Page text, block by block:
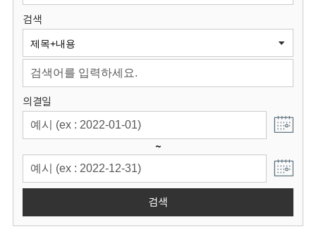
원
회
검색
의결일
~
검색